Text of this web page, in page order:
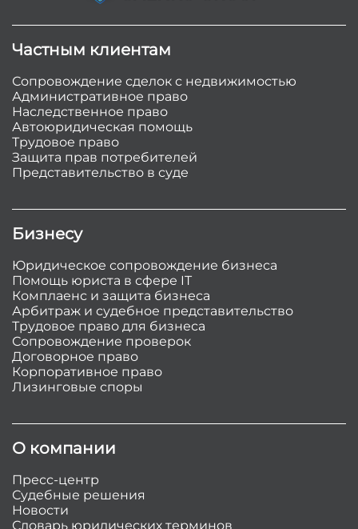
Частным клиентам
Сопровождение сделок с недвижимостью
Административное право
Наследственное право
Автоюридическая помощь
Трудовое право
Защита прав потребителей
Представительство в суде
Бизнесу
Юридическое сопровождение бизнеса
Помощь юриста в сфере IT
Комплаенс и защита бизнеса
Арбитраж и судебное представительство
Трудовое право для бизнеса
Сопровождение проверок
Договорное право
Корпоративное право
Лизинговые споры
О компании
Пресс-центр
Судебные решения
Новости
Словарь юридических терминов